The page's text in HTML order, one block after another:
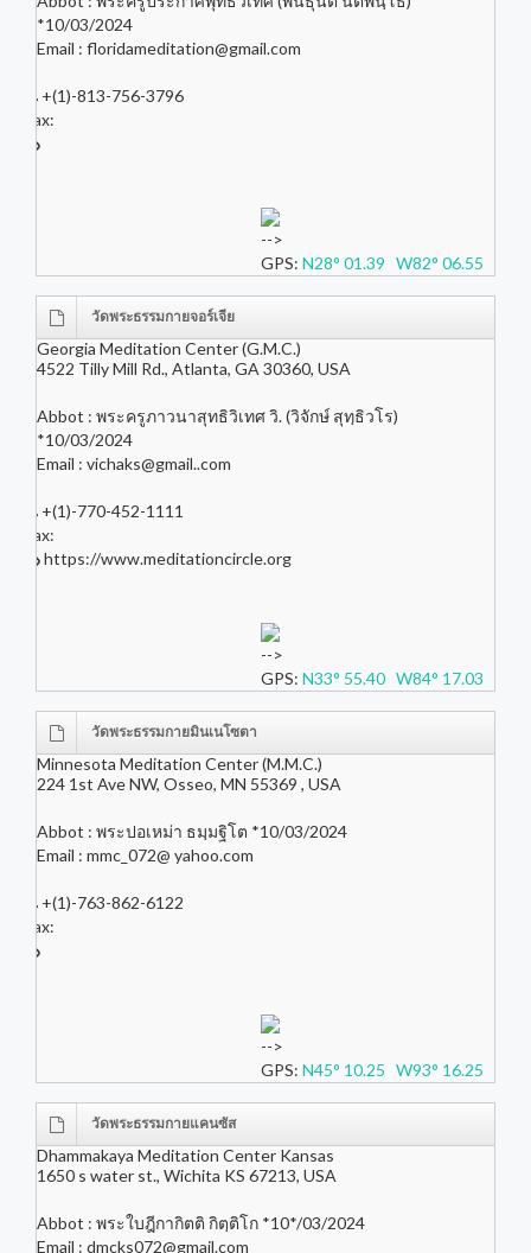
*10/03/2024
Email : floridameditation@gmail.com
+(1)-813-756-3796
Fax:
-->
GPS: N28° 01.39 W82° 06.55
วัดพระธรรมกายจอร์เจีย
Georgia Meditation Center (G.M.C.)
4522 Tilly Mill Rd., Atlanta, GA 30360, USA
Abbot : พระครูภาวนาสุทธิวิเทศ วิ. (วิจักษ์ สุทฺธิวโร)
*10/03/2024
Email : vichaks@gmail..com
+(1)-770-452-1111
Fax:
https://www.meditationcircle.org
-->
GPS: N33° 55.40 W84° 17.03
วัดพระธรรมกายมินเนโซตา
Minnesota Meditation Center (M.M.C.)
224 1st Ave NW, Osseo, MN 55369 , USA
Abbot : พระปอเหม่า ธมฺมฐิโต *10/03/2024
Email : mmc_072@ yahoo.com
+(1)-763-862-6122
Fax:
-->
GPS: N45° 10.25 W93° 16.25
วัดพระธรรมกายแคนซัส
Dhammakaya Meditation Center Kansas
1650 s water st., Wichita KS 67213, USA
Abbot : พระใบฎีกากิตติ กิตฺติโก *10*/03/2024
Email : dmcks072@gmail.com